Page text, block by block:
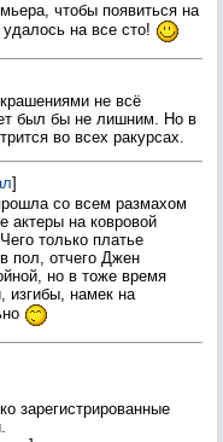
чтобы появиться на
на все сто!
не всё
был бы не лишним. Но в
во всех ракурсах.
]
со всем размахом
актеры на ковровой
только платье
пол, отчего Джен
но в тоже время
изгибы, намек на
зарегистрированные